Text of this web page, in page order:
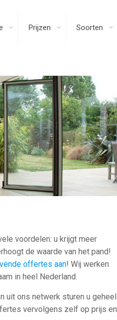
Prijzen Soorten
voordelen: u krijgt meer
de waarde van het pand!
offertes aan! Wij werken
in heel Nederland.
uit ons netwerk sturen u geheel
vervolgens zelf op prijs en